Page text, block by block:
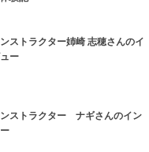
ストラクター姉崎 志穂さんのイ
ー
ストラクター ナギさんのイン